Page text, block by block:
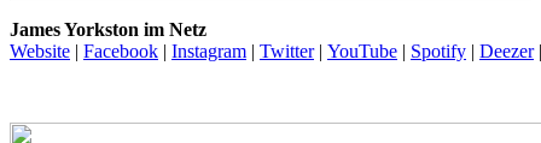
James Yorkston im Netz
Website | Facebook | Instagram | Twitter| YouTube | Spotify | Deezer